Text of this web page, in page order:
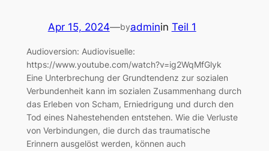
Apr 15, 2024—byadminin Teil 1
Audioversion: Audiovisuelle:
https://www.youtube.com/watch?v=ig2WqMfGlyk
Eine Unterbrechung der Grundtendenz zur sozialen
Verbundenheit kann im sozialen Zusammenhang durch
das Erleben von Scham, Erniedrigung und durch den
Tod eines Nahestehenden entstehen. Wie die Verluste
von Verbindungen, die durch das traumatische
Erinnern ausgelöst werden, können auch